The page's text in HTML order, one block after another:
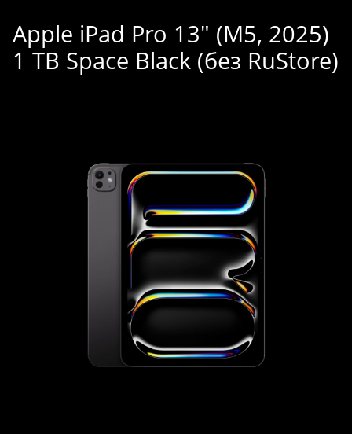
Apple iPad Pro 13" (M5, 2025)
1 TB Space Black (без RuStore)